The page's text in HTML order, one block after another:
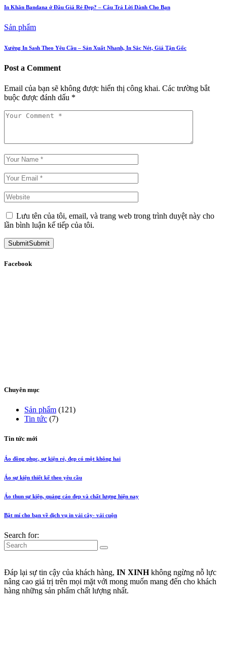
In Khăn Bandana ở Đâu Giá Rẻ Đẹp? – Câu Trả Lời Dành Cho Bạn
Sản phẩm
Xưởng In Sash Theo Yêu Cầu – Sản Xuất Nhanh, In Sắc Nét, Giá Tận Gốc
Post a Comment
Email của bạn sẽ không được hiển thị công khai. Các trường bắt
buộc được đánh dấu *
Lưu tên của tôi, email, và trang web trong trình duyệt này cho
lần bình luận kế tiếp của tôi.
SubmitSubmit
Facebook
Chuyên mục
Sản phẩm (121)
Tin tức (7)
Tin tức mới
Áo đồng phục, sự kiện rẻ, đẹp có một không hai
Áo sự kiện thiết kế theo yêu cầu
Áo thun sự kiện, quảng cáo đẹp và chất lượng hiện nay
Bật mí cho bạn về dịch vụ in vải cây- vải cuộn
Search for:
Đáp lại sự tin cậy của khách hàng, IN XINHkhông ngừng nỗ lực
nâng cao giá trị trên mọi mặt với mong muốn mang đến cho khách
hàng những sản phẩm chất lượng nhất.